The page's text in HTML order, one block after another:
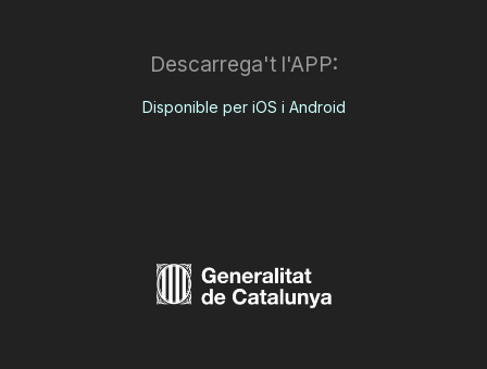
Descarrega't l'APP:
Disponible per iOS i Android